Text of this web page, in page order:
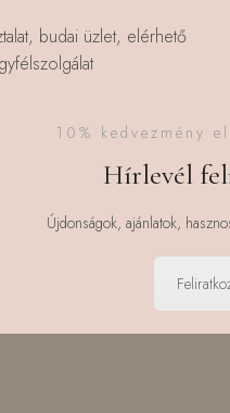
budai üzlet, elérhető
10% kedvezmény
Hírlevél
Újdonságok, ajánlatok,